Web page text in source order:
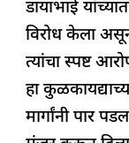
डायाभाई
विरोध केला
त्यांचा स्पष्ट
हा
मार्गांनी पार